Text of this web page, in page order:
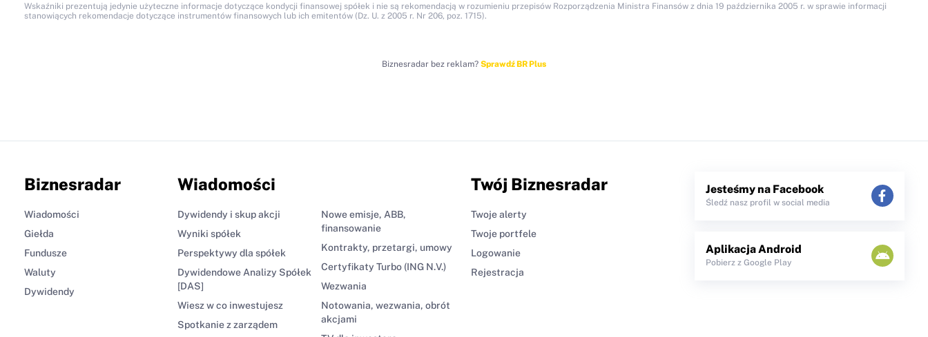
Wskaźniki prezentują jedynie użyteczne informacje dotyczące kondycji finansowej spółek i nie są rekomendacją w rozumieniu przepisów Rozporządzenia Ministra Finansów z dnia 19 października 2005 r. w sprawie informacji
stanowiących rekomendacje dotyczące instrumentów finansowych lub ich emitentów (Dz. U. z 2005 r. Nr 206, poz. 1715).
Biznesradar bez reklam? Sprawdź BR Plus
Biznesradar
Wiadomości
Giełda
Fundusze
Waluty
Dywidendy
Wiadomości
Dywidendy i skup akcji
Wyniki spółek
Perspektywy dla spółek
Dywidendowe Analizy Spółek
[DAS]
Wiesz w co inwestujesz
Spotkanie z zarządem
Nowe emisje, ABB,
finansowanie
Kontrakty, przetargi, umowy
Certyfikaty Turbo (ING N.V.)
Wezwania
Notowania, wezwania, obrót
akcjami
Twój Biznesradar
Twoje alerty
Twoje portfele
Logowanie
Rejestracja
Jesteśmy na Facebook
Śledź nasz profil w social media
Aplikacja Android
Pobierz z Google Play